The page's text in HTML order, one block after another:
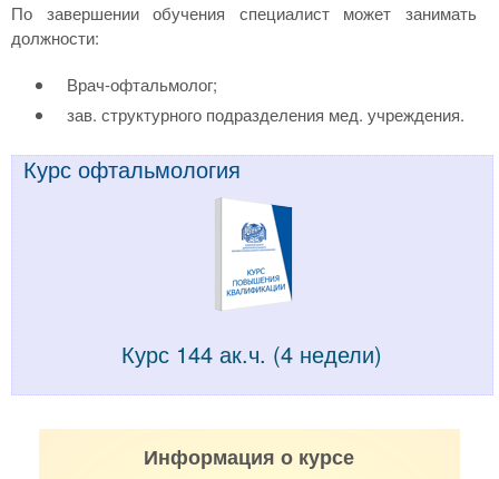
По завершении обучения специалист может занимать
должности:
Врач-офтальмолог;
зав. структурного подразделения мед. учреждения.
Курс офтальмология
Курс 144 ак.ч. (4 недели)
Информация о курсе